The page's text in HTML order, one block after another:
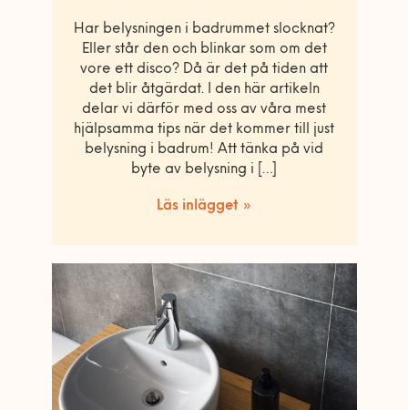
Har belysningen i badrummet slocknat?
Eller står den och blinkar som om det
vore ett disco? Då är det på tiden att
det blir åtgärdat. I den här artikeln
delar vi därför med oss av våra mest
hjälpsamma tips när det kommer till just
belysning i badrum! Att tänka på vid
byte av belysning i […]
Läs inlägget »